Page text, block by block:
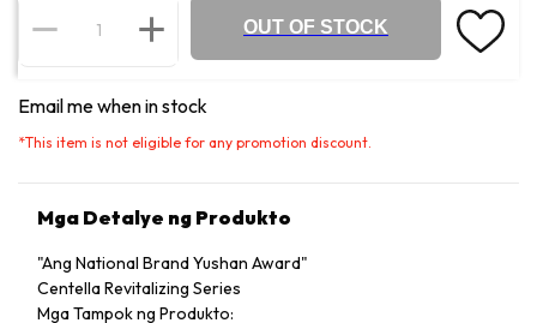
OUT OF STOCK
Email me when in stock
*This item is not eligible for any promotion discount.
Mga Detalye ng Produkto
"Ang National Brand Yushan Award"
Centella Revitalizing Series
Mga Tampok ng Produkto: